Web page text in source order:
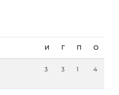
И Г П О
3 3 1 4